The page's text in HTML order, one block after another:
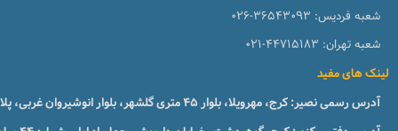
شعبه فردیس: 026-36543093
شعبه تهران: 021-44715183
لینک های مفید
آدرس رسمی نصیر: کرج، مهرویلا، بلوار 45 متری گلشهر، بلوار انوشیروان غربی، پلاک 51، طبقه1